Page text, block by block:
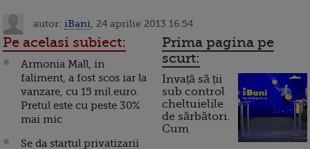
autor: iBani , 24 aprilie 2013 16:54
Pe acelasi subiect:
Armonia Mall, in
faliment, a fost scos iar la
vanzare, cu 15 mil.euro.
Pretul este cu peste 30%
mai mic
Se da startul privatizarii
Prima pagina pe
scurt:
Invață să ții
sub control
cheltuielile
de sărbători.
Cum